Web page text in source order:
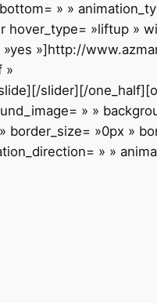
» »
hover_type= »liftup »
»yes »]http://
»
slider][/
» »
»0px »
» »